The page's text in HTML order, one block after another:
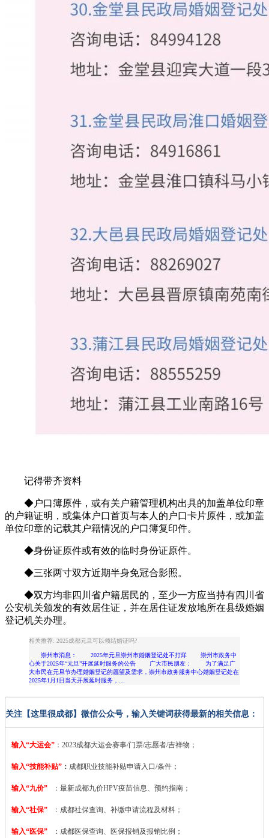
记得带齐资料
◆户口簿原件，或有关户籍管理机构出具的加盖单位印章
的户籍证明，或集体户口首页与本人的户口卡片原件，或加盖
单位印章的记载其户籍情况的户口簿复印件。
◆身份证原件或有效的临时身份证原件。
◆三张两寸双方近期半身免冠合影照。
◆双方均非四川省户籍居民的，至少一方应当持有四川省
公安机关颁发的有效居住证，并在居住证发放地所在县级婚姻
登记机关办理。
相关推荐: 2025成都元旦可以领结婚证吗?
崇州市消息： 2025年元旦崇州市婚姻登记处不打烊 崇州市政务中
心关于2025年“元旦”开展延时服务的公告 广大市民朋友： 为了满足广
大市民在元旦节办理婚姻登记的愿望及需求，崇州市政务服务中心婚姻登记处在
2025年1月1日当天开展延时服务，…
关注【这里很成都】微信公众号，输入关键词获得最新的相关信息：
输入“大运会” ：2023成都大运会赛事/门票/志愿者/吉祥物；
输入“技能补贴” ： 成都职业技能补贴申请入口/条件；
输入“九价” ：最新成都九价HPV疫苗信息、预约指南；
输入“社保” ：成都社保查询、补缴申请流程及材料；
输入“医保” ：成都医保查询、医保报销及报销比例；